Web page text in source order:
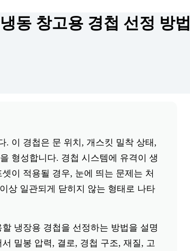
동 창고용 경첩 선정 방법
. 이 경첩은 문 위치, 개스킷 밀착 상태,
형성합니다. 경첩 시스템에 유격이 생
이 적용될 경우, 눈에 띄는 문제는 처
상 일관되게 닫히지 않는 형태로 나타
냉장용 경첩을 선정하는 방법을 설명
밀봉 압력, 결로, 경첩 구조, 재질, 고